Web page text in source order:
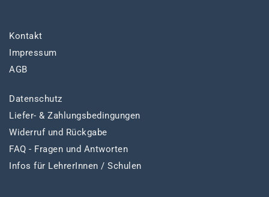
Kontakt
Impressum
AGB
Datenschutz
Liefer- & Zahlungsbedingungen
Widerruf und Rückgabe
FAQ - Fragen und Antworten
Infos für LehrerInnen / Schulen